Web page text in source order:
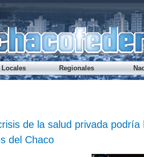
Locales Regionales
de la salud privada podría
del Chaco